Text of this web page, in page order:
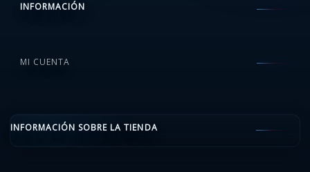
INFORMACIÓN
MI CUENTA
INFORMACIÓN SOBRE LA TIENDA